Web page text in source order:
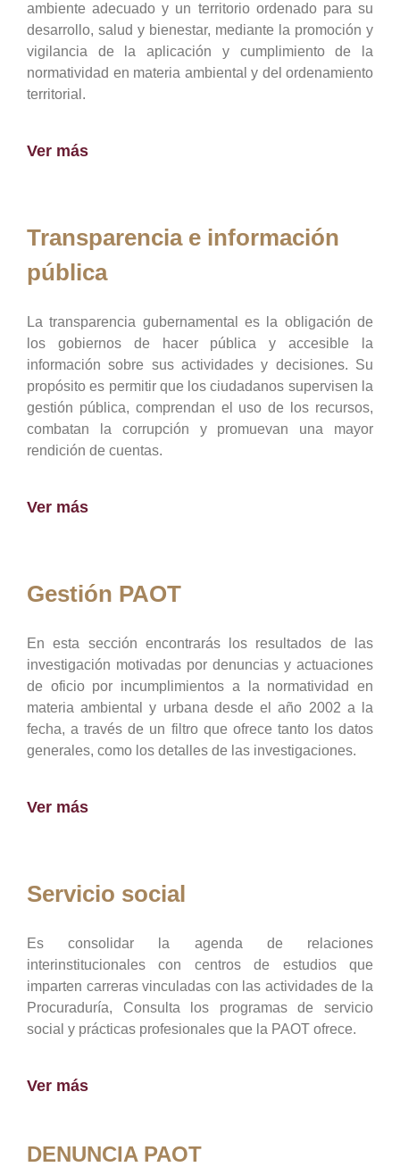
ambiente adecuado y un territorio ordenado para su
desarrollo, salud y bienestar, mediante la promoción y
vigilancia de la aplicación y cumplimiento de la
normatividad en materia ambiental y del ordenamiento
territorial.
Ver más
Transparencia e información
pública
La transparencia gubernamental es la obligación de
los gobiernos de hacer pública y accesible la
información sobre sus actividades y decisiones. Su
propósito es permitir que los ciudadanos supervisen la
gestión pública, comprendan el uso de los recursos,
combatan la corrupción y promuevan una mayor
rendición de cuentas.
Ver más
Gestión PAOT
En esta sección encontrarás los resultados de las
investigación motivadas por denuncias y actuaciones
de oficio por incumplimientos a la normatividad en
materia ambiental y urbana desde el año 2002 a la
fecha, a través de un filtro que ofrece tanto los datos
generales, como los detalles de las investigaciones.
Ver más
Servicio social
Es consolidar la agenda de relaciones
interinstitucionales con centros de estudios que
imparten carreras vinculadas con las actividades de la
Procuraduría, Consulta los programas de servicio
social y prácticas profesionales que la PAOT ofrece.
Ver más
DENUNCIA PAOT